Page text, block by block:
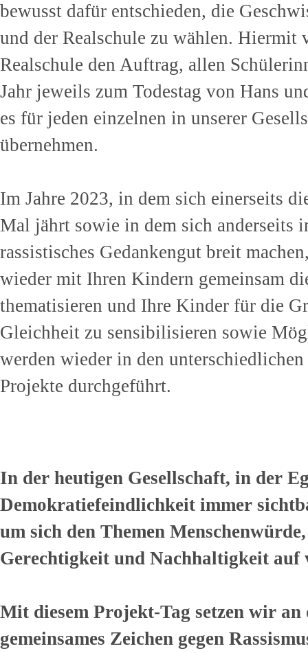
bewusst dafür entschieden, die
und der Realschule zu wählen.
Realschule den Auftrag, allen
Jahr jeweils zum Todestag von Hans
es für jeden einzelnen in unserer
übernehmen.
Im Jahre 2023, in dem sich einerseits
Mal jährt sowie in dem sich anderseits
rassistisches Gedankengut breit
wieder mit Ihren Kindern gemeinsam
thematisieren und Ihre Kinder für die
Gleichheit zu sensibilisieren sowie
werden wieder in den
Projekte durchgeführt.
In der heutigen Gesellschaft, in der
Demokratiefeindlichkeit immer
um sich den Themen
Gerechtigkeit und Nachhaltigkeit auf
Mit diesem Projekt-Tag setzen wir
gemeinsames Zeichen gegen